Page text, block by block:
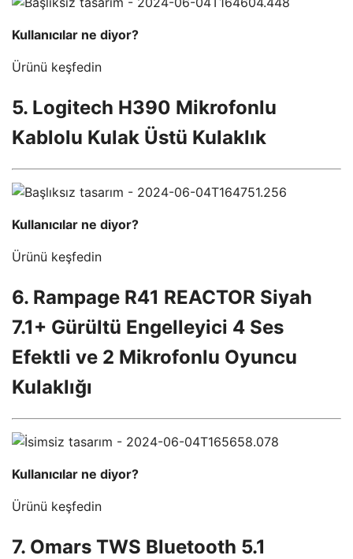
Kullanıcılar ne diyor?
Ürünü keşfedin
5. Logitech H390 Mikrofonlu
Kablolu Kulak Üstü Kulaklık
Kullanıcılar ne diyor?
Ürünü keşfedin
6. Rampage R41 REACTOR Siyah
7.1+ Gürültü Engelleyici 4 Ses
Efektli ve 2 Mikrofonlu Oyuncu
Kulaklığı
Kullanıcılar ne diyor?
Ürünü keşfedin
7. Omars TWS Bluetooth 5.1